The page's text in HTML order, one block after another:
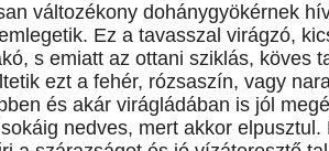
változékony dohánygyökérnek
Ez a tavasszal virágzó,
s emiatt az ottani sziklás, köves
ezt a fehér, rózsaszín, vagy
és akár virágládában is jól
nedves, mert akkor